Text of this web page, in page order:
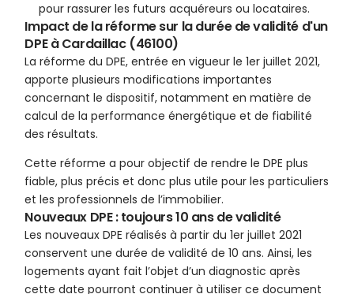
pour rassurer les futurs acquéreurs ou locataires.
Impact de la réforme sur la durée de validité d'un
DPE à Cardaillac (46100)
La réforme du DPE, entrée en vigueur le 1er juillet 2021,
apporte plusieurs modifications importantes
concernant le dispositif, notamment en matière de
calcul de la performance énergétique et de fiabilité
des résultats.
Cette réforme a pour objectif de rendre le DPE plus
fiable, plus précis et donc plus utile pour les particuliers
et les professionnels de l’immobilier.
Nouveaux DPE : toujours 10 ans de validité
Les nouveaux DPE réalisés à partir du 1er juillet 2021
conservent une durée de validité de 10 ans. Ainsi, les
logements ayant fait l’objet d’un diagnostic après
cette date pourront continuer à utiliser ce document